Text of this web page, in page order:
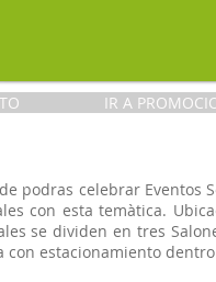
IR A
podras celebrar Eventos
con esta temàtica.
se dividen en tres
estacionamiento